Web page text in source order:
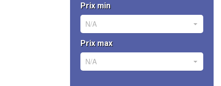
Prix min
N/A
Prix max
N/A